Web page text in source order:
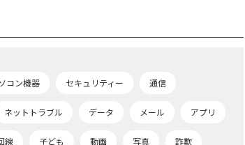
コン機器 セキュリティー 通信
ネットトラブル データ メール アプリ
線 子ども 動画 写真 詐欺